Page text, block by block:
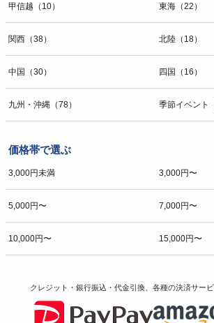
甲信越（10） 東海（22）
関西（38） 北陸（18）
中国（30） 四国（16）
九州・沖縄（78） 季節イベント
価格帯で選ぶ
3,000円未満 3,000円〜
5,000円〜 7,000円〜
10,000円〜 15,000円〜
クレジット・銀行振込・代金引換、各種の決済サー